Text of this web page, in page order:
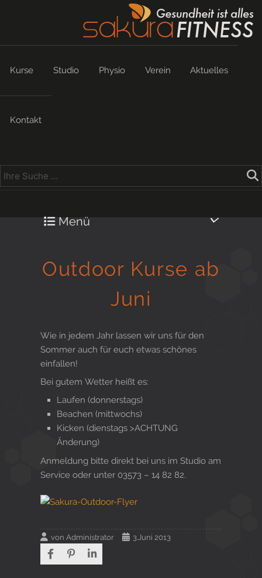
Kurse Studio Physio Verein Aktuelles
Kontakt
Menü
Gesund in Form
Aktiv für Ihre Gesundheit
Gesunde Ernährungsberatung
Outdoor Kurse ab
Juni
Wie in jedem Jahr lassen wir uns für den
Sommer auch für euch etwas schönes
einfallen!
Bei gutem Wetter heißt es:
Laufen (donnerstags)
Beachen (mittwochs)
Kicken (dienstags >ACHTUNG
Änderung)
Anmeldung bitte direkt bei uns im Studio am
Service oder unter 03573 – 14 82 82.
von Administrator 3.Juni 2013